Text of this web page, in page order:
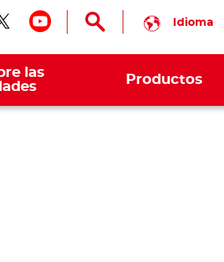
en facebook
en twitter
Síguenos en
Idioma
las
Productos